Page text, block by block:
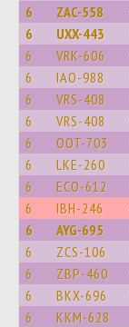
6 ZAC-558
6 UXX-443
6 VRK-606
6 IAO-988
6 VRS-408
6 VRS-408
6 OOT-703
6 LKE-260
6 ECO-612
6 IBH-246
6 AYG-695
6 ZCS-106
6 ZBP-460
6 BKX-696
6 KKM-628